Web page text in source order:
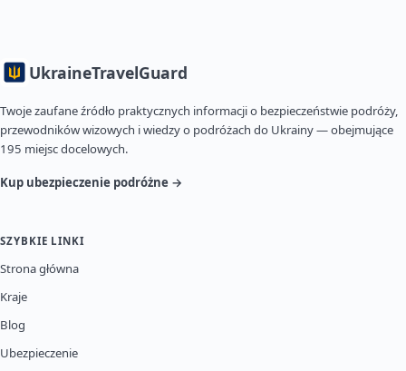
UkraineTravelGuard
Twoje zaufane źródło praktycznych informacji o bezpieczeństwie podróży,
przewodników wizowych i wiedzy o podróżach do Ukrainy — obejmujące
195 miejsc docelowych.
Kup ubezpieczenie podróżne →
SZYBKIE LINKI
Strona główna
Kraje
Blog
Ubezpieczenie